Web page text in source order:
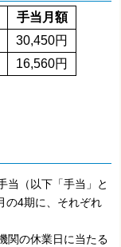
手当月額
30,450円
16,560円
当（以下「手当」と
の4期に、それぞれ
関の休業日に当たる